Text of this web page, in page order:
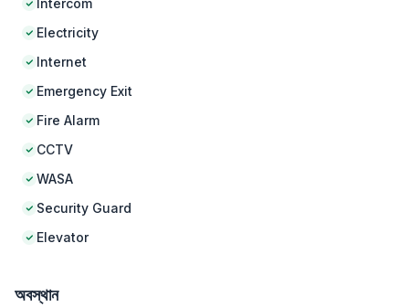
Intercom
Electricity
Internet
Emergency Exit
Fire Alarm
CCTV
WASA
Security Guard
Elevator
অবস্থান